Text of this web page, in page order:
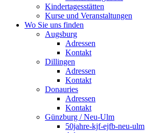
Kindertagesstätten
Kurse und Veranstaltungen
Wo Sie uns finden
Augsburg
Adressen
Kontakt
Dillingen
Adressen
Kontakt
Donauries
Adressen
Kontakt
Günzburg / Neu-Ulm
50jahre-kjf-ejfb-neu-ulm